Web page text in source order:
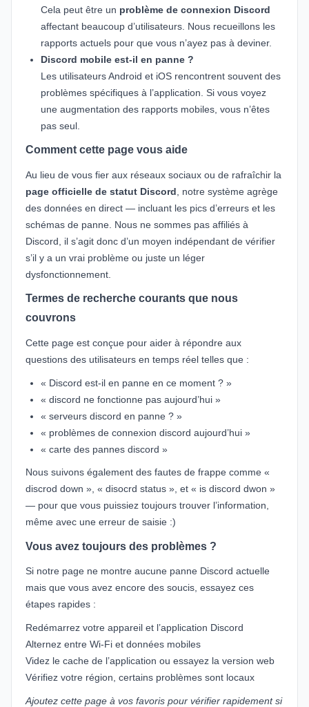
Cela peut être un problème de connexion Discord
affectant beaucoup d’utilisateurs. Nous recueillons les
rapports actuels pour que vous n’ayez pas à deviner.
Discord mobile est-il en panne ?
Les utilisateurs Android et iOS rencontrent souvent des
problèmes spécifiques à l’application. Si vous voyez
une augmentation des rapports mobiles, vous n’êtes
pas seul.
Comment cette page vous aide
Au lieu de vous fier aux réseaux sociaux ou de rafraîchir la
page officielle de statut Discord , notre système agrège
des données en direct — incluant les pics d’erreurs et les
schémas de panne. Nous ne sommes pas affiliés à
Discord, il s’agit donc d’un moyen indépendant de vérifier
s’il y a un vrai problème ou juste un léger
dysfonctionnement.
Termes de recherche courants que nous
couvrons
Cette page est conçue pour aider à répondre aux
questions des utilisateurs en temps réel telles que :
« Discord est-il en panne en ce moment ? »
« discord ne fonctionne pas aujourd’hui »
« serveurs discord en panne ? »
« problèmes de connexion discord aujourd’hui »
« carte des pannes discord »
Nous suivons également des fautes de frappe comme «
discrod down », « disocrd status », et « is discord dwon »
— pour que vous puissiez toujours trouver l’information,
même avec une erreur de saisie :)
Vous avez toujours des problèmes ?
Si notre page ne montre aucune panne Discord actuelle
mais que vous avez encore des soucis, essayez ces
étapes rapides :
Redémarrez votre appareil et l’application Discord
Alternez entre Wi-Fi et données mobiles
Videz le cache de l’application ou essayez la version web
Vérifiez votre région, certains problèmes sont locaux
Ajoutez cette page à vos favoris pour vérifier rapidement si